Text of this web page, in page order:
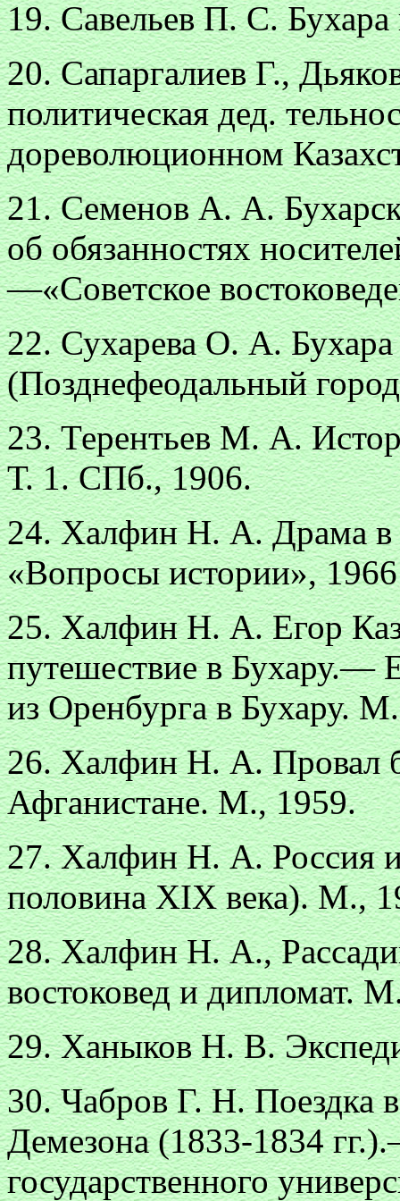
19. Савельев П. С.
20. Сапаргалиев Г.,
политическая дед.
дореволюционном
21. Семенов А. А.
об обязанностях
—«Советское
22. Сухарева О. А.
(Позднефеодальный
23. Терентьев М. А.
Т. 1. СПб., 1906.
24. Халфин Н. А. Драма
«Вопросы истории»,
25. Халфин Н. А. Егор
путешествие в
из Оренбурга в Бухару.
26. Халфин Н. А. Провал
Афганистане. М., 1959.
27. Xалфин Н. А. Россия
половина XIX века). М.,
28. Халфин Н. А.,
востоковед и дипломат.
29. Xаныков Н. В.
30. Чабров Г. Н. Поездка
Демезона (1833-1834
государственного